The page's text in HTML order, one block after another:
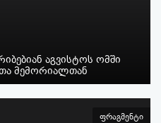
აგვისტოს ომში
მემორიალთან
ფრაგმენტი